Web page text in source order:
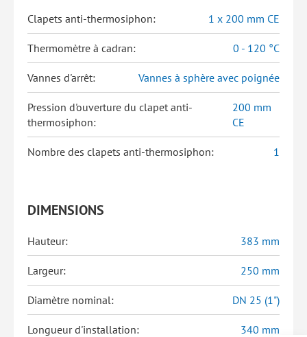
Clapets anti-thermosiphon: 1 x 200 mm CE
Thermomètre à cadran: 0 - 120 °C
Vannes d'arrêt: Vannes à sphère avec poignée
Pression d'ouverture du clapet anti-
thermosiphon:
200 mm
CE
Nombre des clapets anti-thermosiphon: 1
DIMENSIONS
Hauteur: 383 mm
Largeur: 250 mm
Diamètre nominal: DN 25 (1")
Longueur d'installation: 340 mm